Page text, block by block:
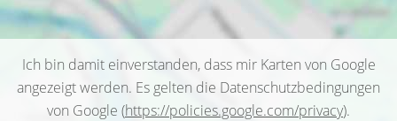
Ich bin damit einverstanden, dass mir Karten von Google
angezeigt werden. Es gelten die Datenschutzbedingungen
von Google (https://policies.google.com/privacy).